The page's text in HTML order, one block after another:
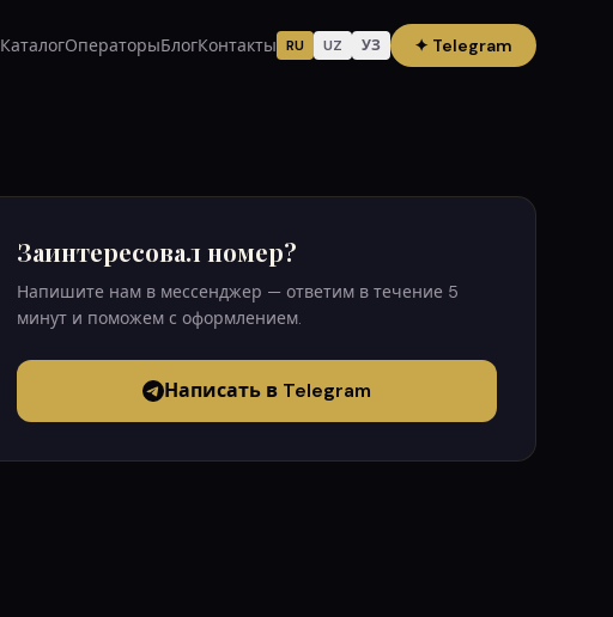
КаталогОператорыБлогКонтакты RU UZ УЗ ✦ Telegram
Заинтересовал номер?
Напишите нам в мессенджер — ответим в течение 5
минут и поможем с оформлением.
Написать в Telegram